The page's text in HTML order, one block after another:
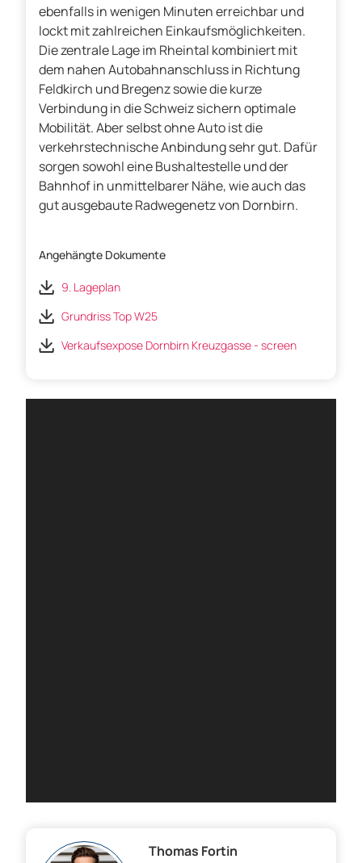
ebenfalls in wenigen Minuten erreichbar und
lockt mit zahlreichen Einkaufsmöglichkeiten.
Die zentrale Lage im Rheintal kombiniert mit
dem nahen Autobahnanschluss in Richtung
Feldkirch und Bregenz sowie die kurze
Verbindung in die Schweiz sichern optimale
Mobilität. Aber selbst ohne Auto ist die
verkehrstechnische Anbindung sehr gut. Dafür
sorgen sowohl eine Bushaltestelle und der
Bahnhof in unmittelbarer Nähe, wie auch das
gut ausgebaute Radwegenetz von Dornbirn.
Angehängte Dokumente
9. Lageplan
Grundriss Top W25
Verkaufsexpose Dornbirn Kreuzgasse - screen
Thomas Fortin